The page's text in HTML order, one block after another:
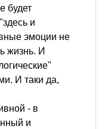
будет
и
эмоции не
жизнь. И
И таки да,
- в
и